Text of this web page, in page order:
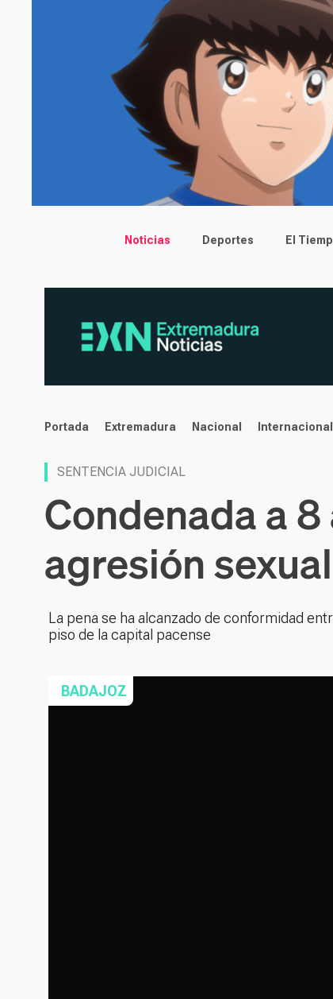
Main menu
Noticias Deportes El
noticias
Portada Extremadura Nacional Internacional
SENTENCIA JUDICIAL
Condenada a
agresión
La pena se ha alcanzado de conformidad
piso de la capital pacense
BADAJOZ